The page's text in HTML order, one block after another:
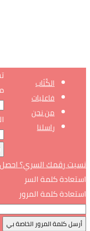
الكُتّاب
فاعليات
من نحن
راسلنا
نسيت رقمك السري؟
استعادة كلمة السر
استعادة كلمة المرور